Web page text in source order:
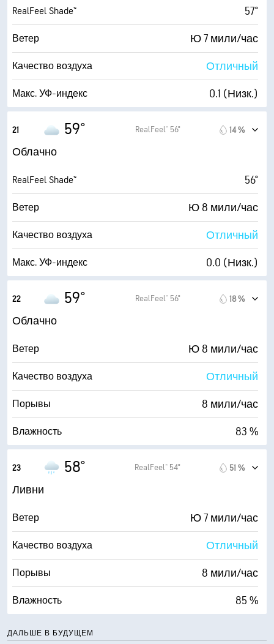
Точка росы 53° F
AccuLumen Brightness Index™ 1 (Темно)
Облачность 99 %
Видимость 10 мили
RealFeel Shade™ 57°
Ветер Ю 7 мили/час
Качество воздуха Отличный
Макс. УФ-индекс 0.1 (Низк.)
Влажность
Точка росы 53° F
AccuLumen Brightness Index™ 0 (Темно)
Облачность 100 %
Видимость 10 мили
21 59° RealFeel® 56° 14 %
Облачно
RealFeel Shade™ 56°
Ветер Ю 8 мили/час
Качество воздуха Отличный
Макс. УФ-индекс 0.0 (Низк.)
Влажность
Точка росы 54° F
AccuLumen Brightness Index™ 0 (Темно)
Облачность 100 %
Видимость 10 мили
22 59° RealFeel® 56° 18 %
Облачно
Ветер Ю 8 мили/час
Качество воздуха Отличный
Порывы 8 мили/час
Влажность 83 %
AccuLumen Brightness Index™
Облачность 100 %
Видимость 10 мили
Высота облаков 3700 фт
23 58° RealFeel® 54° 51 %
Ливни
Ветер Ю 7 мили/час
Качество воздуха Отличный
Порывы 8 мили/час
Влажность 85 %
Точка росы
ДАЛЬШЕ В БУДУЩЕМ